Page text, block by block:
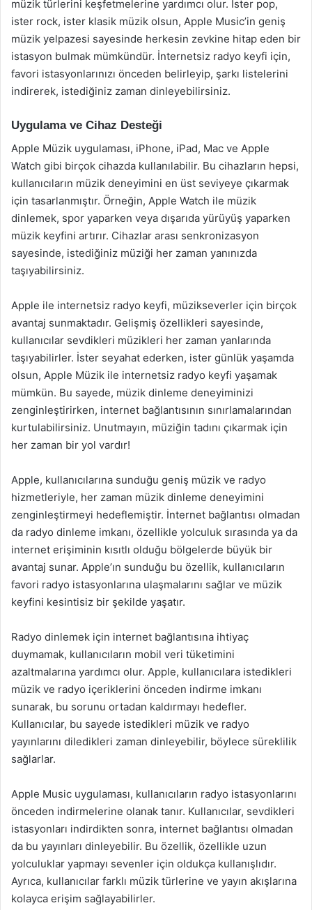
müzik türlerini keşfetmelerine yardımcı olur. İster pop,
ister rock, ister klasik müzik olsun, Apple Music’in geniş
müzik yelpazesi sayesinde herkesin zevkine hitap eden bir
istasyon bulmak mümkündür. İnternetsiz radyo keyfi için,
favori istasyonlarınızı önceden belirleyip, şarkı listelerini
indirerek, istediğiniz zaman dinleyebilirsiniz.
Uygulama ve Cihaz Desteği
Apple Müzik uygulaması, iPhone, iPad, Mac ve Apple
Watch gibi birçok cihazda kullanılabilir. Bu cihazların hepsi,
kullanıcıların müzik deneyimini en üst seviyeye çıkarmak
için tasarlanmıştır. Örneğin, Apple Watch ile müzik
dinlemek, spor yaparken veya dışarıda yürüyüş yaparken
müzik keyfini artırır. Cihazlar arası senkronizasyon
sayesinde, istediğiniz müziği her zaman yanınızda
taşıyabilirsiniz.
Apple ile internetsiz radyo keyfi, müzikseverler için birçok
avantaj sunmaktadır. Gelişmiş özellikleri sayesinde,
kullanıcılar sevdikleri müzikleri her zaman yanlarında
taşıyabilirler. İster seyahat ederken, ister günlük yaşamda
olsun, Apple Müzik ile internetsiz radyo keyfi yaşamak
mümkün. Bu sayede, müzik dinleme deneyiminizi
zenginleştirirken, internet bağlantısının sınırlamalarından
kurtulabilirsiniz. Unutmayın, müziğin tadını çıkarmak için
her zaman bir yol vardır!
Apple, kullanıcılarına sunduğu geniş müzik ve radyo
hizmetleriyle, her zaman müzik dinleme deneyimini
zenginleştirmeyi hedeflemiştir. İnternet bağlantısı olmadan
da radyo dinleme imkanı, özellikle yolculuk sırasında ya da
internet erişiminin kısıtlı olduğu bölgelerde büyük bir
avantaj sunar. Apple’ın sunduğu bu özellik, kullanıcıların
favori radyo istasyonlarına ulaşmalarını sağlar ve müzik
keyfini kesintisiz bir şekilde yaşatır.
Radyo dinlemek için internet bağlantısına ihtiyaç
duymamak, kullanıcıların mobil veri tüketimini
azaltmalarına yardımcı olur. Apple, kullanıcılara istedikleri
müzik ve radyo içeriklerini önceden indirme imkanı
sunarak, bu sorunu ortadan kaldırmayı hedefler.
Kullanıcılar, bu sayede istedikleri müzik ve radyo
yayınlarını diledikleri zaman dinleyebilir, böylece süreklilik
sağlarlar.
Apple Music uygulaması, kullanıcıların radyo istasyonlarını
önceden indirmelerine olanak tanır. Kullanıcılar, sevdikleri
istasyonları indirdikten sonra, internet bağlantısı olmadan
da bu yayınları dinleyebilir. Bu özellik, özellikle uzun
yolculuklar yapmayı sevenler için oldukça kullanışlıdır.
Ayrıca, kullanıcılar farklı müzik türlerine ve yayın akışlarına
kolayca erişim sağlayabilirler.